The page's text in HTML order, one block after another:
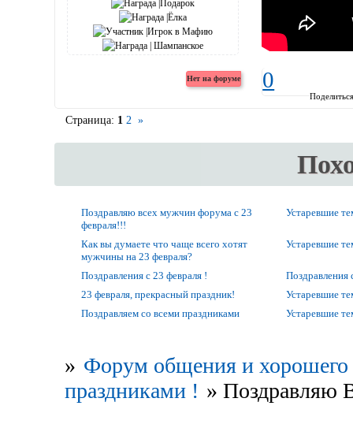
0
Страница: 1 2 »
Поздравляю всех мужчин форума с 23
февраля!!!
Устаревшие
Как вы думаете что чаще всего хотят
мужчины на 23 февраля?
Устаревшие
Поздравления с 23 февраля !
Поздравления
23 февраля, прекрасный праздник!
Устаревшие
Поздравляем со всеми праздниками
Устаревшие
» Форум общения и хорошего
праздниками ! » Поздравляю